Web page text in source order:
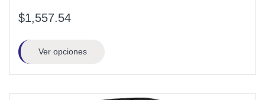
$1,557.54
Ver opciones